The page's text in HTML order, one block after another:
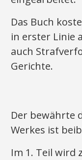
Das Buch
in erster Linie
auch
Gerichte.
Der bewährte
Werkes ist
Im 1. Teil wird